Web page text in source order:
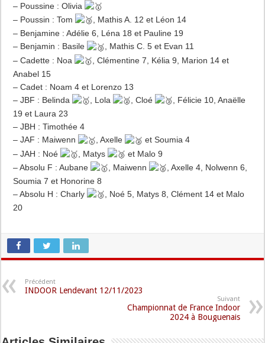
– Poussine : Olivia
– Poussin : Tom
, Mathis A. 12 et Léon 14
– Benjamine : Adélie 6, Léna 18 et Pauline 19
– Benjamin : Basile
, Mathis C. 5 et Evan 11
– Cadette : Noa
, Clémentine 7, Kélia 9, Marion 14 et
Anabel 15
– Cadet : Noam 4 et Lorenzo 13
– JBF : Belinda
, Lola , Cloé
, Félicie 10, Anaëlle
19 et Laura 23
– JBH : Timothée 4
– JAF : Maiwenn
, Axelle
et Soumia 4
– JAH : Noé
, Matys
et Malo 9
– Absolu F : Aubane
, Maiwenn
, Axelle 4, Nolwenn 6,
Soumia 7 et Honorine 8
– Absolu H : Charly
, Noé 5, Matys 8, Clément 14 et Malo
20
Précédent
INDOOR Lendevant 12/11/2023
Suivant
Championnat de France Indoor
2024 à Bouguenais